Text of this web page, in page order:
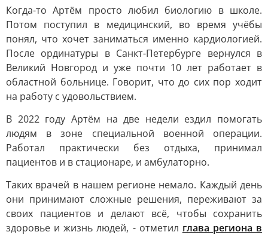
Когда-то Артём просто любил биологию в школе.
Потом поступил в медицинский, во время учёбы
понял, что хочет заниматься именно кардиологией.
После ординатуры в Санкт-Петербурге вернулся в
Великий Новгород и уже почти 10 лет работает в
областной больнице. Говорит, что до сих пор ходит
на работу с удовольствием.
В 2022 году Артём на две недели ездил помогать
людям в зоне специальной военной операции.
Работал практически без отдыха, принимал
пациентов и в стационаре, и амбулаторно.
Таких врачей в нашем регионе немало. Каждый день
они принимают сложные решения, переживают за
своих пациентов и делают всё, чтобы сохранить
здоровье и жизнь людей, - отметил глава региона в